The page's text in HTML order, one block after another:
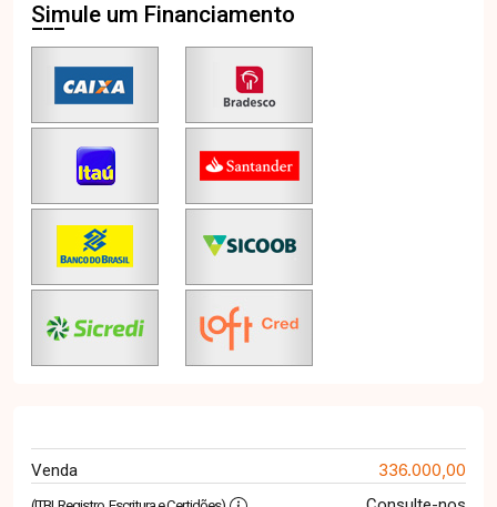
Simule um Financiamento
Venda 336.000,00